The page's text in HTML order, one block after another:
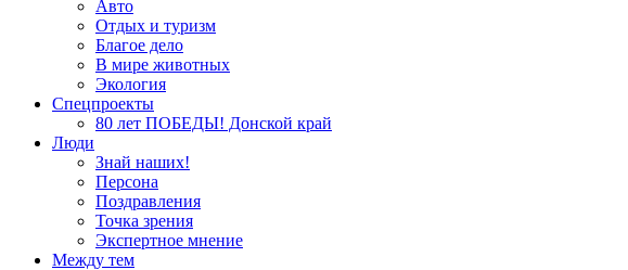
Авто
Отдых и туризм
Благое дело
В мире животных
Экология
Спецпроекты
80 лет ПОБЕДЫ! Донской край
Люди
Знай наших!
Персона
Поздравления
Точка зрения
Экспертное мнение
Между тем